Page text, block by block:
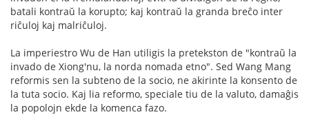
batali kontraŭ la korupto; kaj kontraŭ la granda breĉo inter
riĉuloj kaj malriĉuloj.
La imperiestro Wu de Han utiligis la pretekston de "kontraŭ la
invado de Xiong'nu, la norda nomada etno". Sed Wang Mang
reformis sen la subteno de la socio, ne akirinte la konsento de
la tuta socio. Kaj lia reformo, speciale tiu de la valuto, damaĝis
la popolojn ekde la komenca fazo.